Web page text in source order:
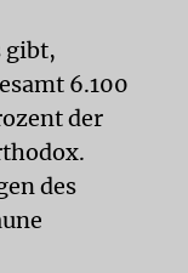
gibt,
6.100
der
des